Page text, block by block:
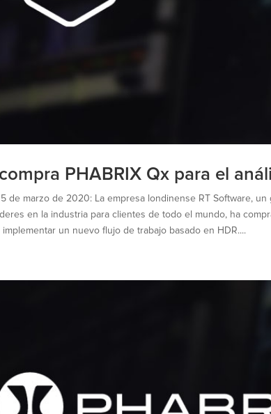
PHABRIX Qx para el
de marzo de 2020: La empresa londinense RT Software,
en la industria para clientes de todo el mundo, ha
un nuevo flujo de trabajo basado en HDR....